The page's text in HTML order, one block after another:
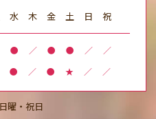
水 木 金 土 日 祝
● ／ ● ● ／ ／
● ／ ● ★ ／ ／
曜・祝日